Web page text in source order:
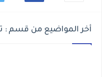
أخر المواضيع من قسم :